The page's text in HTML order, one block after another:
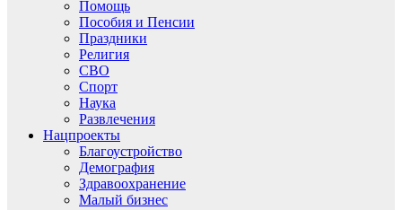
Помощь
Пособия и Пенсии
Праздники
Религия
СВО
Спорт
Наука
Развлечения
Нацпроекты
Благоустройство
Демография
Здравоохранение
Малый бизнес